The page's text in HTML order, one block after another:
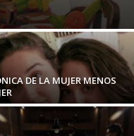
DE LA MUJER MENOS